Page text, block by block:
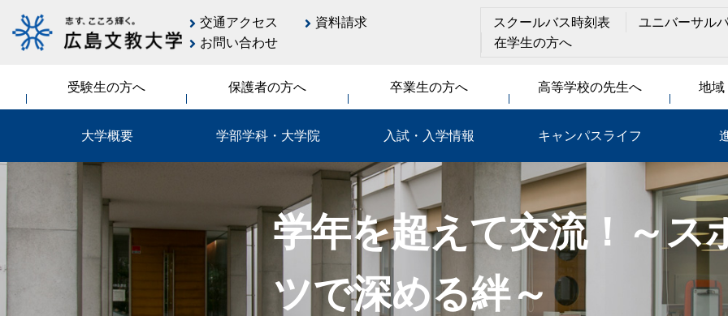
交通アクセス
資料請求
お問い合わせ
スクールバス時刻表
ユニバーサル
在学生の方へ
受験生の方へ 保護者の方へ 卒業生の方へ 高等学校の先生へ 地域
大学概要 学部学科・大学院 入試・入学情報 キャンパスライフ
学年を超えて交流！～ス
ツで深める絆～